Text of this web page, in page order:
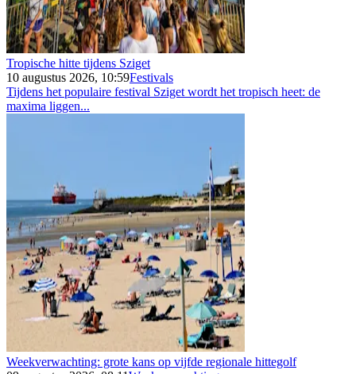
Tropische hitte tijdens Sziget
10 augustus 2026, 10:59Festivals
Tijdens het populaire festival Sziget wordt het tropisch heet: de
maxima liggen...
Weekverwachting: grote kans op vijfde regionale hittegolf